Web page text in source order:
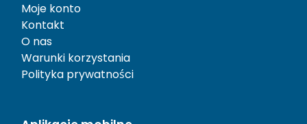
Moje konto
Kontakt
O nas
Warunki korzystania
Polityka prywatności